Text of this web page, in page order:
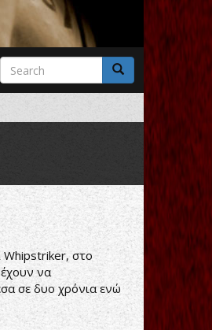
Search
form
Search
Whipstriker, στο
να
σε δυο χρόνια ενώ